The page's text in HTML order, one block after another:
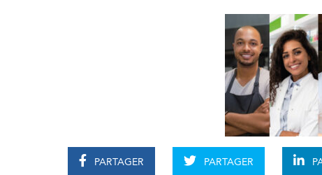
PARTAGER PARTAGER